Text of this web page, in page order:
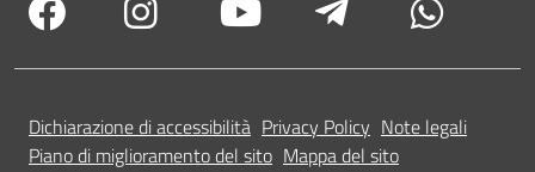
Dichiarazione di accessibilità Privacy Policy Note legali
Piano di miglioramento del sito Mappa del sito